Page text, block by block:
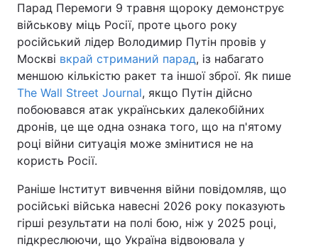
Парад Перемоги 9 травня щороку демонструє
військову міць Росії, проте цього року
російський лідер Володимир Путін провів у
Москві вкрай стриманий парад, із набагато
меншою кількістю ракет та іншої зброї. Як пише
The Wall Street Journal, якщо Путін дійсно
побоювався атак українських далекобійних
дронів, це ще одна ознака того, що на п'ятому
році війни ситуація може змінитися не на
користь Росії.
Раніше Інститут вивчення війни повідомляв, що
російські війська навесні 2026 року показують
гірші результати на полі бою, ніж у 2025 році,
підкреслюючи, що Україна відвоювала у